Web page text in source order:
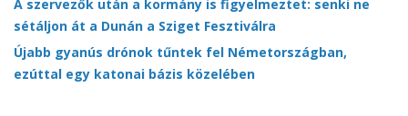
A szervezők után a kormány is figyelmeztet: senki ne
sétáljon át a Dunán a Sziget Fesztiválra
Újabb gyanús drónok tűntek fel Németországban,
ezúttal egy katonai bázis közelében